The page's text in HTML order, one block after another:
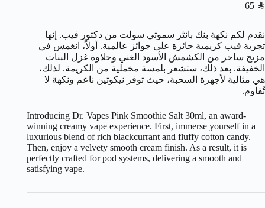
65 SAR
نقدم لكم نكهة بنك بانثر سموثي سولت من دكتور فيب. إنها
تجربة فيب كريمية حائزة على جوائز عالمية. أولاً، انغمس في
مزيج ساحر من الكشمش الأسود الغني وحلاوة غزل البنات
الخفيفة. بعد ذلك، ستشعر بلمسة مخملية من الكريمة. لذلك،
هي مثالية لأجهزة السحبة، حيث توفر نيكوتين ناعم ونكهة لا
تُقاوم.
Introducing Dr. Vapes Pink Smoothie Salt 30ml, an award-
winning creamy vape experience. First, immerse yourself in a
luxurious blend of rich blackcurrant and fluffy cotton candy.
Then, enjoy a velvety smooth cream finish. As a result, it is
perfectly crafted for pod systems, delivering a smooth and
satisfying vape.